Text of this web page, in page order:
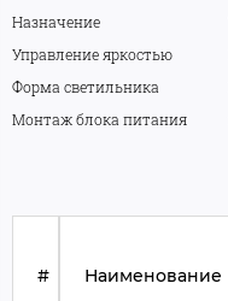
Назначение
Управление яркостью
Форма светильника
Монтаж блока питания
# Наименование